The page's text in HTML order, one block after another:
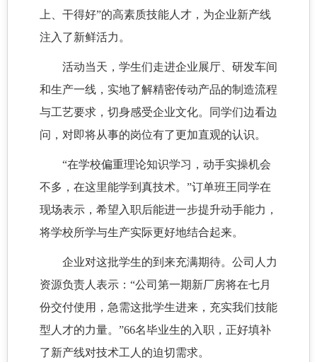
上、干得好”的高素质技能人才，为企业新产线
注入了新鲜活力。
活动当天，学生们走进企业展厅、研发车间
和生产一线，实地了解精密传动产品的制造流程
与工艺要求，切身感受企业文化。同学们边看边
问，对即将从事的岗位有了更加直观的认识。
“在学校偏重理论知识学习，动手实操机会
不多，在这里能学到真技术。”订单班王同学在
现场表示，希望入职后能进一步提升动手能力，
将学校所学与生产实际更好地结合起来。
企业对这批学生的到来充满期待。公司人力
资源负责人表示： “公司第一期新厂房将在七月
份交付使用，急需这批学生进来，充实我们技能
型人才的力量。”66名毕业生的入职，正好填补
了新产线对技术工人的迫切需求。